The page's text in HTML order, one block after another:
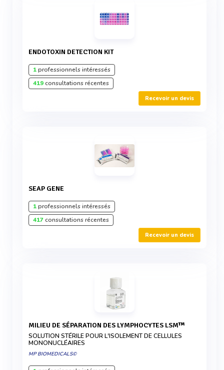
ENDOTOXIN DETECTION KIT
1professionnels intéressés
419consultations récentes
Recevoir un devis
SEAP GENE
1professionnels intéressés
417consultations récentes
Recevoir un devis
MILIEU DE SÉPARATION DES LYMPHOCYTES LSM™
SOLUTION STÉRILE POUR L'ISOLEMENT DE CELLULES
MONONUCLÉAIRES
MP BIOMEDICALS©